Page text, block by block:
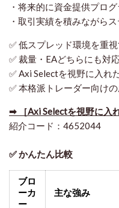
・将来的に資金提供プロ
・取引実績を積みながら
✅ 低スプレッド環境を重
✅ 裁量・EAどちらにも対
✅ Axi Selectを視野に入れ
✅ 本格派トレーダー向け
➡ ［Axi Selectを視野に入
紹介コード：4652044
✅ かんたん比較
ブロ
ーカ
ー
主な強み